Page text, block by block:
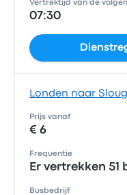
Vertrektijd van de
07:30
Londen naar
Prijs vanaf
€ 6
Frequentie
Er vertrekken 51
Busbedrijf